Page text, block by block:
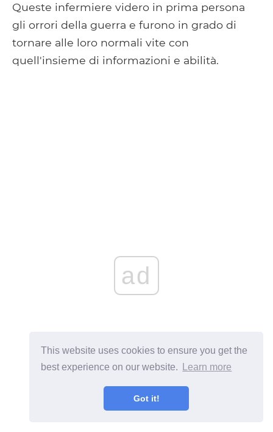
This website uses cookies to ensure you get the
best experience on our website.
Learn more
Got it!
Queste infermiere videro in prima persona
gli orrori della guerra e furono in grado di
tornare alle loro normali vite con
quell'insieme di informazioni e abilità.
ad